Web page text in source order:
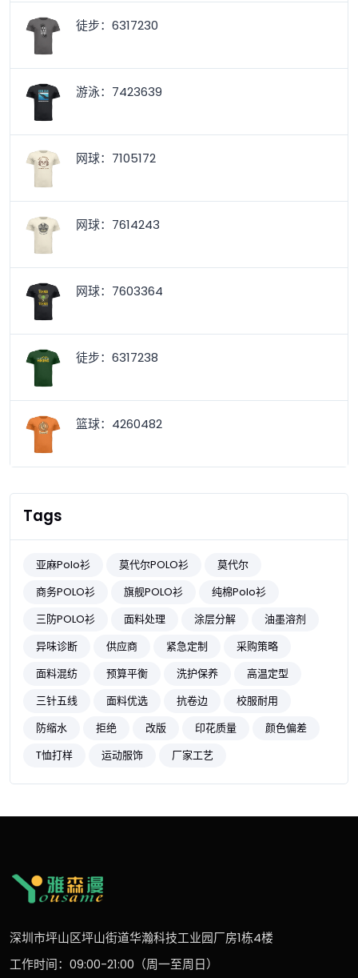
徒步：6317230
游泳：7423639
网球：7105172
网球：7614243
网球：7603364
徒步：6317238
篮球：4260482
Tags
亚麻Polo衫 莫代尔POLO衫
莫代尔
商务POLO衫
旗舰POLO衫
纯棉Polo衫
三防POLO衫
面料处理 涂层分解
油墨溶剂
异味诊断
供应商 紧急定制
采购策略
面料混纺
预算平衡 洗护保养
高温定型
三针五线
面料优选 抗卷边
校服耐用
防缩水
拒绝 改版 印花质量
颜色偏差
T恤打样
运动服饰 厂家工艺
深圳市坪山区坪山街道华瀚科技工业园厂房1栋4楼
工作时间：09:00-21:00（周一至周日）